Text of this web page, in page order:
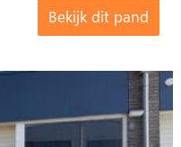
Bekijk dit pand